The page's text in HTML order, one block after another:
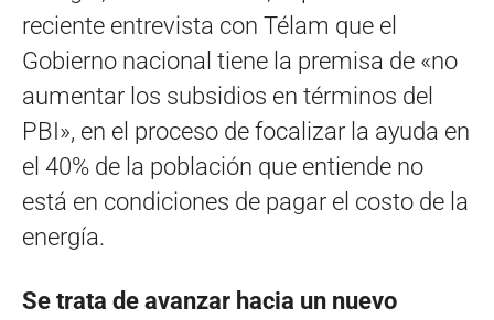
reciente entrevista con Télam que el
Gobierno nacional tiene la premisa de «no
aumentar los subsidios en términos del
PBI», en el proceso de focalizar la ayuda en
el 40% de la población que entiende no
está en condiciones de pagar el costo de la
energía.
Se trata de avanzar hacia un nuevo